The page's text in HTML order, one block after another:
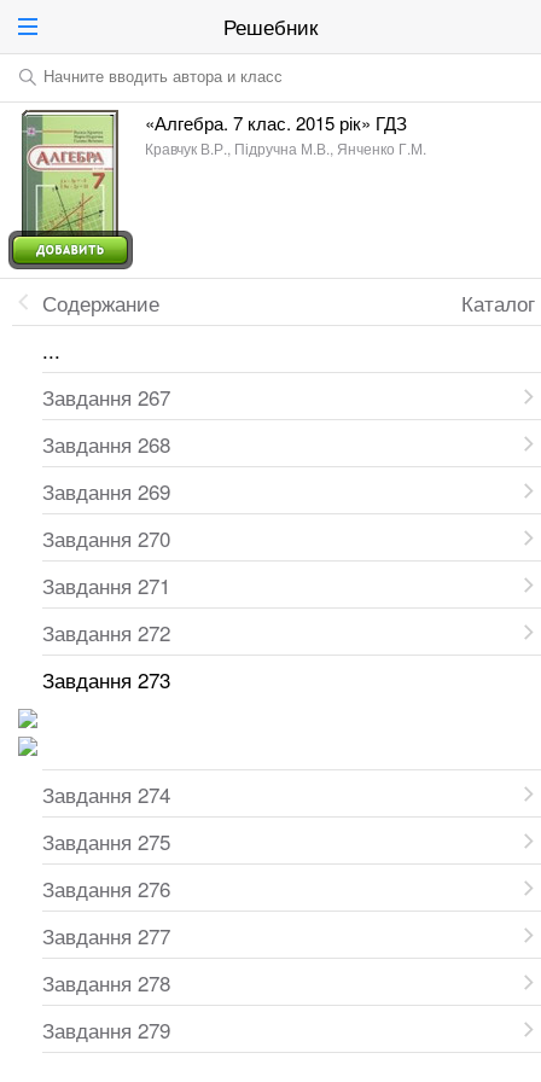
Решебник
Начните вводить автора и класс
«Алгебра. 7 клас. 2015 рік» ГДЗ
Кравчук В.Р., Підручна М.В., Янченко Г.М.
Каталог
Содержание
...
Завдання 267
Завдання 268
Завдання 269
Завдання 270
Завдання 271
Завдання 272
Завдання 273
Завдання 274
Завдання 275
Завдання 276
Завдання 277
Завдання 278
Завдання 279